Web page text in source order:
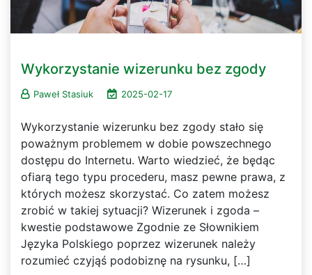
Wykorzystanie wizerunku bez zgody
Paweł Stasiuk 2025-02-17
Wykorzystanie wizerunku bez zgody stało się
poważnym problemem w dobie powszechnego
dostępu do Internetu. Warto wiedzieć, że będąc
ofiarą tego typu procederu, masz pewne prawa, z
których możesz skorzystać. Co zatem możesz
zrobić w takiej sytuacji? Wizerunek i zgoda –
kwestie podstawowe Zgodnie ze Słownikiem
Języka Polskiego poprzez wizerunek należy
rozumieć czyjąś podobiznę na rysunku, […]